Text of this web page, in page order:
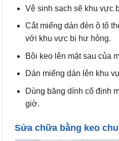
Vệ sinh sạch sẽ khu vực
Cắt miếng dán đèn ô tô
với khu vực bị hư hỏng.
Bôi keo lên mặt sau của
Dán miếng dán lên khu
Dùng băng dính cố định
giờ.
Sửa chữa bằng keo